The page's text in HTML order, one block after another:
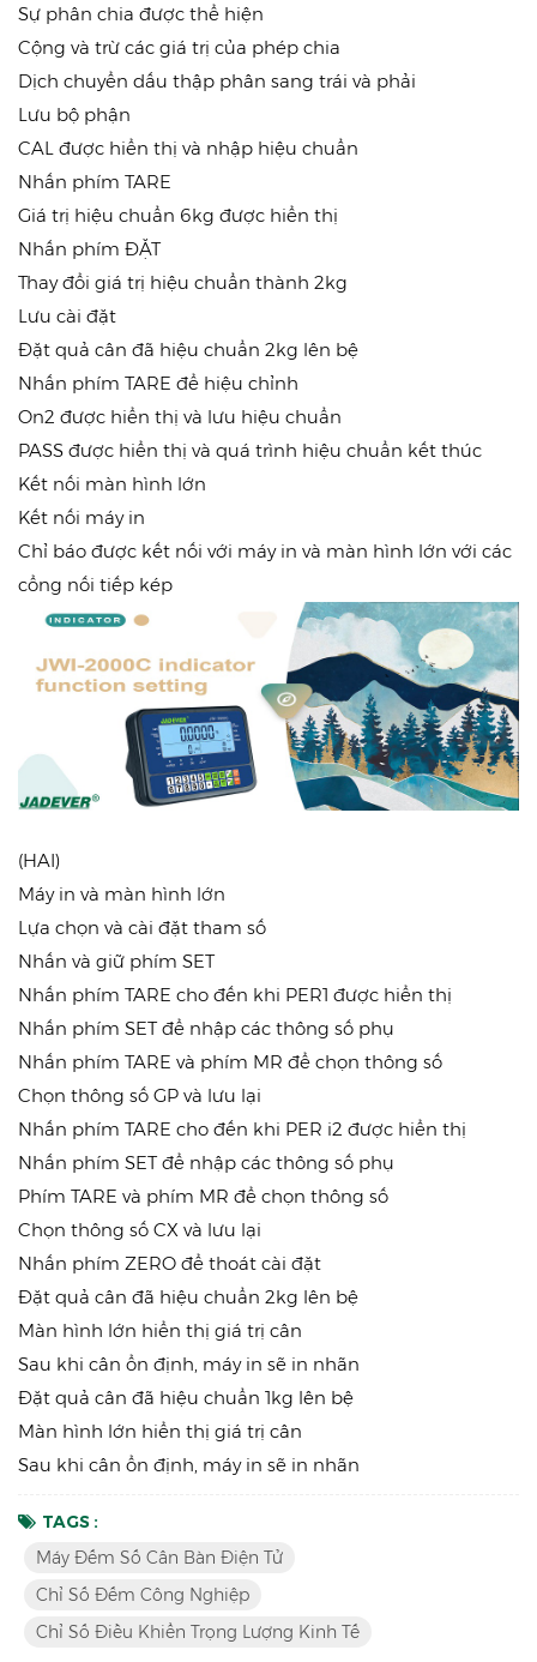
Sự phân chia được thể hiện
Cộng và trừ các giá trị của phép chia
Dịch chuyển dấu thập phân sang trái và phải
Lưu bộ phận
CAL được hiển thị và nhập hiệu chuẩn
Nhấn phím TARE
Giá trị hiệu chuẩn 6kg được hiển thị
Nhấn phím ĐẶT
Thay đổi giá trị hiệu chuẩn thành 2kg
Lưu cài đặt
Đặt quả cân đã hiệu chuẩn 2kg lên bệ
Nhấn phím TARE để hiệu chỉnh
On2 được hiển thị và lưu hiệu chuẩn
PASS được hiển thị và quá trình hiệu chuẩn kết thúc
Kết nối màn hình lớn
Kết nối máy in
Chỉ báo được kết nối với máy in và màn hình lớn với các
cổng nối tiếp kép
(HAI)
Máy in và màn hình lớn
Lựa chọn và cài đặt tham số
Nhấn và giữ phím SET
Nhấn phím TARE cho đến khi PER1 được hiển thị
Nhấn phím SET để nhập các thông số phụ
Nhấn phím TARE và phím MR để chọn thông số
Chọn thông số GP và lưu lại
Nhấn phím TARE cho đến khi PER i2 được hiển thị
Nhấn phím SET để nhập các thông số phụ
Phím TARE và phím MR để chọn thông số
Chọn thông số CX và lưu lại
Nhấn phím ZERO để thoát cài đặt
Đặt quả cân đã hiệu chuẩn 2kg lên bệ
Màn hình lớn hiển thị giá trị cân
Sau khi cân ổn định, máy in sẽ in nhãn
Đặt quả cân đã hiệu chuẩn 1kg lên bệ
Màn hình lớn hiển thị giá trị cân
Sau khi cân ổn định, máy in sẽ in nhãn
TAGS :
Máy Đếm Số Cân Bàn Điện Tử
Chỉ Số Đếm Công Nghiệp
Chỉ Số Điều Khiển Trọng Lượng Kinh Tế